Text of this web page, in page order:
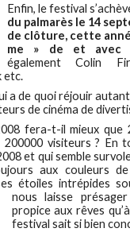
Enfin, le festival
du palmarès le 14
de clôture, cette
me » de et avec
également Colin
etc.
a de quoi réjouir
de cinéma de
fera-t-il mieux que
visiteurs ? En
et qui semble
aux couleurs
étoiles intrépides
nous laisse
propice aux rêves
festival sait si bien